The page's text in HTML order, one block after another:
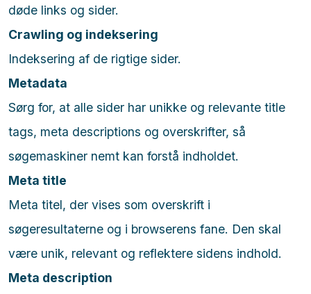
døde links og sider.
Crawling og indeksering
Indeksering af de rigtige sider.
Metadata
Sørg for, at alle sider har unikke og relevante title
tags, meta descriptions og overskrifter, så
søgemaskiner nemt kan forstå indholdet.
Meta title
Meta titel, der vises som overskrift i
søgeresultaterne og i browserens fane. Den skal
være unik, relevant og reflektere sidens indhold.
Meta description